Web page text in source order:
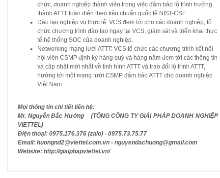
chức, doanh nghiệp thành viên trong việc đảm bảo lộ trình trưởng
thành ATTT toàn diện theo tiêu chuẩn quốc tế NIST-CSF.
Đào tạo nghiệp vụ thực tế: VCS đem tới cho các doanh nghiệp, tổ
chức chương trình đào tạo ngay tại VCS, giám sát và triển khai thực
tế hệ thống SOC của doanh nghiệp.
Networking mạng lưới ATTT: VCS tổ chức các chương trình kết nối
hội viên CSMP định kỳ hàng quý và hàng năm đem tới các thông tin
và cập nhật mới nhất về tình hình ATTT và trao đổi lộ trình ATTT,
hướng tới một mạng lưới CSMP đảm bảo ATTT cho doanh nghiệp
Việt Nam
Mọi thông tin chi tiết liên hệ:
Mr. Nguyễn Đắc Hưởng (TỔNG CÔNG TY GIẢI PHÁP DOANH NGHIỆP
VIETTEL)
Điện thoại: 0975.176.376 (zalo) - 0975.73.75.77
Email: huongnd2@viettel.com.vn - nguyendachuong@gmail.com
Website: http://giaiphapviettel.vn/